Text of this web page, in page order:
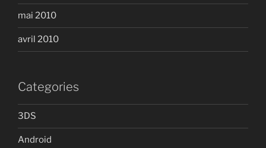
mai 2010
avril 2010
Categories
3DS
Android